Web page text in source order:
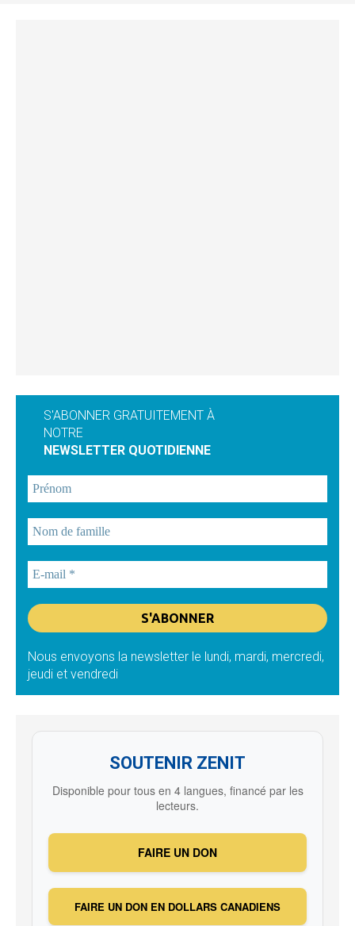
S'ABONNER GRATUITEMENT À
NOTRE
NEWSLETTER QUOTIDIENNE
Nous envoyons la newsletter le lundi, mardi, mercredi,
jeudi et vendredi
SOUTENIR ZENIT
Disponible pour tous en 4 langues, financé par les
lecteurs.
FAIRE UN DON
FAIRE UN DON EN DOLLARS CANADIENS